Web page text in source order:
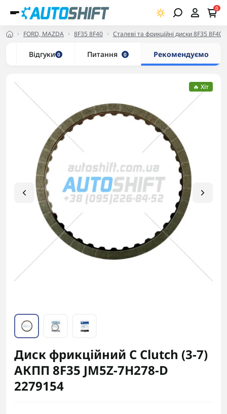
0
FORD, MAZDA 8F35 8F40 Сталеві та фрикційні диски 8F35 8F40
Відгуки 0 Питання 0 Рекомендуємо
🔥 Хіт
Диск фрикційний C Clutch (3-7)
АКПП 8F35 JM5Z-7H278-D
2279154